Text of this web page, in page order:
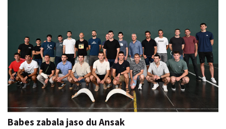
Babes zabala jaso du Ansak